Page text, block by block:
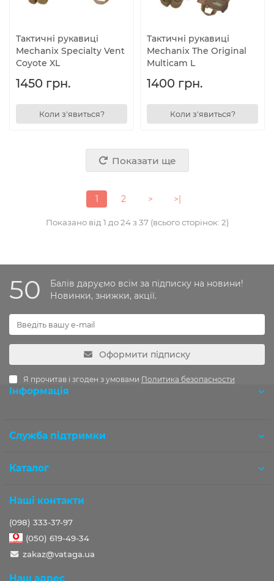
Тактичні рукавиці
Mechanix Specialty Vent
Coyote XL
1450 грн.
Коли з'явиться?
Тактичні рукавиці
Mechanix The Original
Multicam L
1400 грн.
Коли з'явиться?
Показати ще
1 2 > >|
Показано від 1 до 24 з 37 (всього сторінок: 2)
50
Балів даруємо всім за підписку на новини!
Новинки, знижки, акції.
Оформити підписку
Я прочитав і згоден з умовами Политика безопасности
Інформація
Служба підтримки
Каталог
Наші контакти
(098) 333-37-97
(050) 619-49-34
zakaz@vataga.ua
Наш адрес